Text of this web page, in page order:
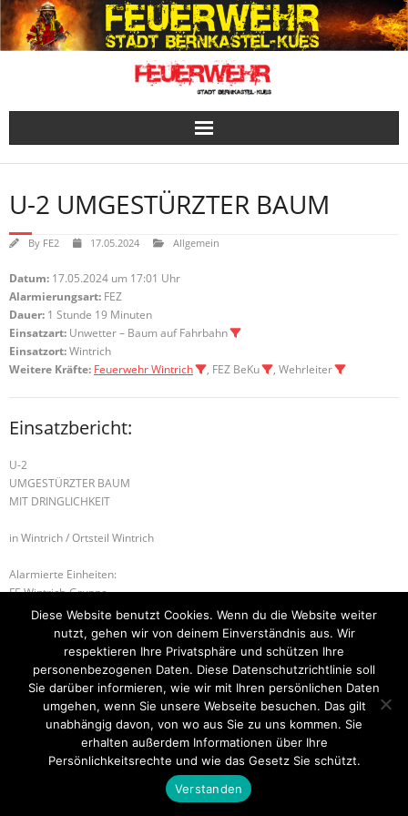
Skip
to
content
U-2 UMGESTÜRZTER BAUM
By FE2 17.05.2024 Allgemein
Datum: 17.05.2024 um 17:01 Uhr
Alarmierungsart: FEZ
Dauer: 1 Stunde 19 Minuten
Einsatzart: Unwetter – Baum auf Fahrbahn
Einsatzort:Wintrich
Weitere Kräfte: Feuerwehr Wintrich , FEZ BeKu , Wehrleiter
Einsatzbericht:
U-2
UMGESTÜRZTER BAUM
MIT DRINGLICHKEIT
in Wintrich / Ortsteil Wintrich
Alarmierte Einheiten:
FF-Wintrich-Gruppe
BeKu WL
W-1 HOCHWASSER W-1 HOCHWASSER
Startseite Einsätze Mitglied werden Über uns
Bilder
Kontakt
Theme byThink Up Themes Ltd. Powered byWordPress.
Diese Website benutzt Cookies. Wenn du die Website weiter
nutzt, gehen wir von deinem Einverständnis aus. Wir
respektieren Ihre Privatsphäre und schützen Ihre
personenbezogenen Daten. Diese Datenschutzrichtlinie soll
Sie darüber informieren, wie wir mit Ihren persönlichen Daten
umgehen, wenn Sie unsere Webseite besuchen. Das gilt
unabhängig davon, von wo aus Sie zu uns kommen. Sie
erhalten außerdem Informationen über Ihre
Persönlichkeitsrechte und wie das Gesetz Sie schützt.
Verstanden